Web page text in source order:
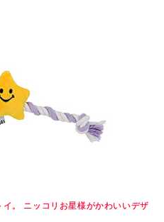
。 ニッコリお星様がかわいいデザ